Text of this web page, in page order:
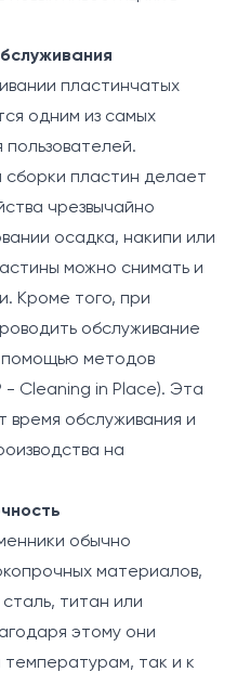
пластинчатых
одним из самых
сборки пластин делает
чрезвычайно
осадка, накипи или
можно снимать и
Кроме того, при
обслуживание
помощью методов
- Cleaning in Place). Эта
обслуживания и
на
обычно
материалов,
титан или
этому они
температурам, так и к